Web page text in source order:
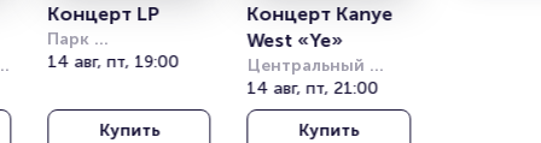
Концерт LP
Парк
Кучукчифтлик
14 авг, пт, 19:00
Купить
Концерт Kanye
West «Ye»
Центральный
стадион Алматы
14 авг, пт, 21:00
Купить